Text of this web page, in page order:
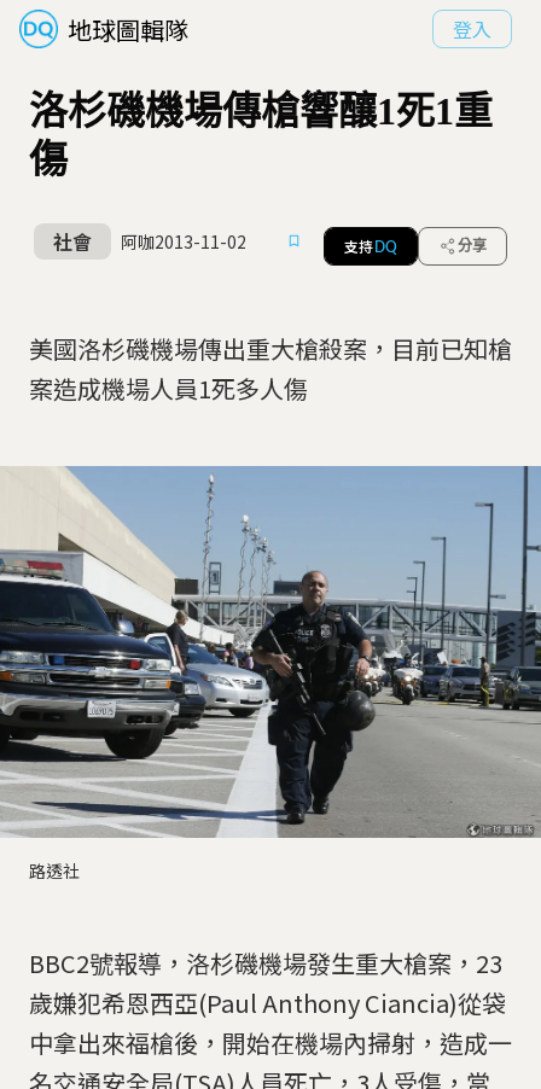
地球圖輯隊 登入
洛杉磯機場傳槍響釀1死1重
傷
社會 阿咖2013-11-02 支持 DQ 分享
美國洛杉磯機場傳出重大槍殺案，目前已知槍
案造成機場人員1死多人傷
路透社
BBC2號報導，洛杉磯機場發生重大槍案，23
歲嫌犯希恩西亞(Paul Anthony Ciancia)從袋
中拿出來福槍後，開始在機場內掃射，造成一